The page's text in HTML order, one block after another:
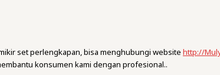
set perlengkapan, bisa menghubungi website http://
konsumen kami dengan profesional..